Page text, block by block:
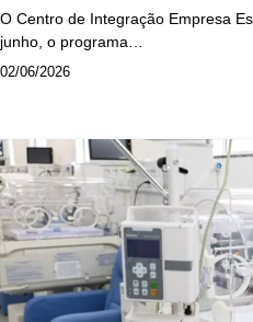
O Centro de Integração Empresa
junho, o programa…
02/06/2026